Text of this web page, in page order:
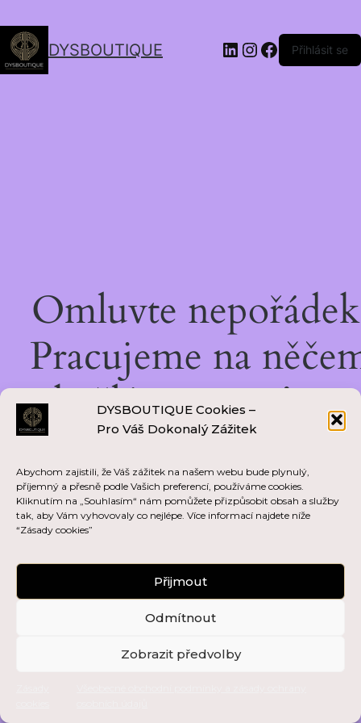
DYSBOUTIQUE Cookies –
Pro Váš Dokonalý Zážitek
Abychom zajistili, že Váš zážitek na našem webu bude plynulý,
příjemný a přesně podle Vašich preferencí, používáme cookies.
Kliknutím na „Souhlasím“ nám pomůžete přizpůsobit obsah a služby
tak, aby Vám vyhovovaly co nejlépe. Více informací najdete níže
“Zásady cookies”
Přijmout
Odmítnout
Zobrazit předvolby
DYSBOUTIQUE Přihlásit se
Omluvte
Pracujeme na
skvělém — vraťte se
brzy zpět!